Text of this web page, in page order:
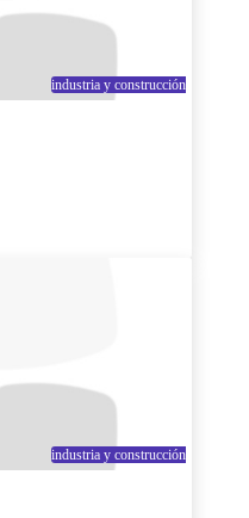
industria y construcción
industria y construcción